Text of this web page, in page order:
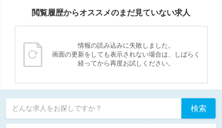
閲覧履歴からオススメのまだ見ていない求人
情報の読み込みに失敗しました。
画面の更新をしても表示されない場合は、しばらく
経ってから再度お試しください。
どんな求人をお探しですか？ 検索